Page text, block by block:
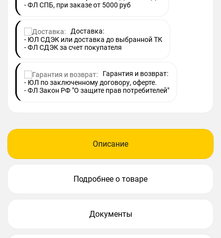
- ФЛ СПБ, при заказе от 5000 руб
Доставка:
- ЮЛ СДЭК или доставка до выбранной ТК
- ФЛ СДЭК за счет покупателя
Гарантия и возврат:
- ЮЛ по заключенному договору, оферте.
- ФЛ Закон РФ "О защите прав потребителей"
Описание
Подробнее о товаре
Документы